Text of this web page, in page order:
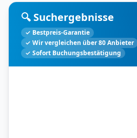
🔍 Suchergebnisse
✓ Bestpreis-Garantie
✓ Wir vergleichen über 80 Anbieter
✓ Sofort Buchungsbestätigung